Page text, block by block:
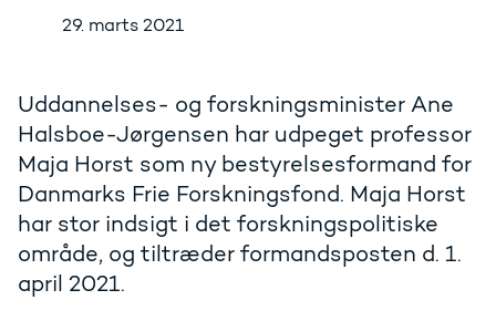
29. marts 2021
Uddannelses- og forskningsminister Ane
Halsboe-Jørgensen har udpeget professor
Maja Horst som ny bestyrelsesformand for
Danmarks Frie Forskningsfond. Maja Horst
har stor indsigt i det forskningspolitiske
område, og tiltræder formandsposten d. 1.
april 2021.